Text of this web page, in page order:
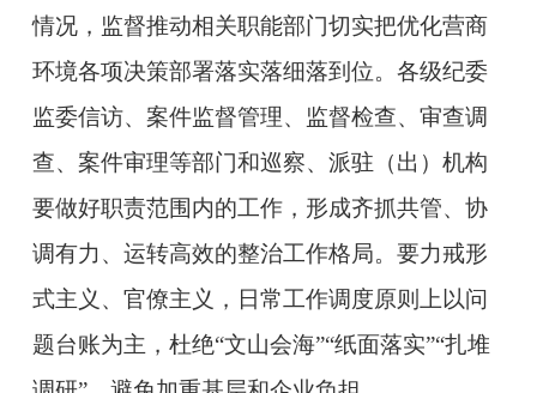
情况，监督推动相关职能部门切实把优化营商
环境各项决策部署落实落细落到位。各级纪委
监委信访、案件监督管理、监督检查、审查调
查、案件审理等部门和巡察、派驻（出）机构
要做好职责范围内的工作，形成齐抓共管、协
调有力、运转高效的整治工作格局。要力戒形
式主义、官僚主义，日常工作调度原则上以问
题台账为主，杜绝“文山会海”“纸面落实”“扎堆